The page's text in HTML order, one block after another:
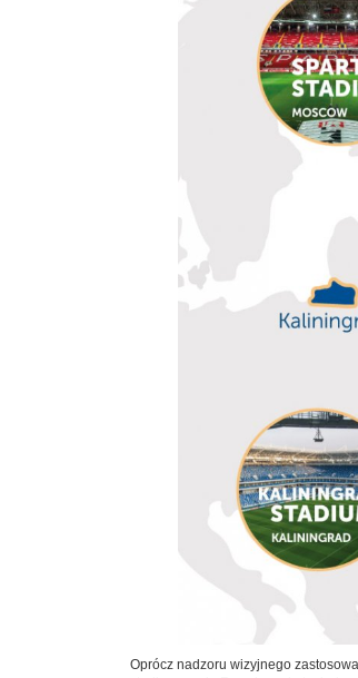
Oprócz nadzoru wizyjnego